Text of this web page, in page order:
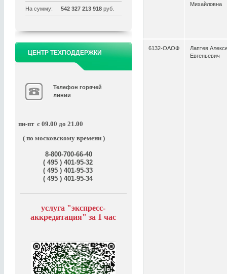
На сумму: 542 327 213 918 руб.
ЦЕНТР ТЕХПОДДЕРЖКИ
Телефон горячей
линии
пн-пт с 09.00 до 21.00
( по московскому времени )
8-800-700-66-40
( 495 ) 401-95-32
( 495 ) 401-95-33
( 495 ) 401-95-34
услуга "экспресс-
аккредитация" за 1 час
Михайловна
6132-ОАОФ
Лаптев
Евгеньевич